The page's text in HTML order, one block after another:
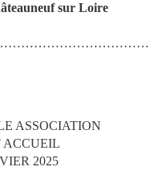
sur Loire
ASSOCIATION
ACCUEIL
2025